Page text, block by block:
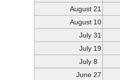
21 August
10 August
31 July
19 July
27 June